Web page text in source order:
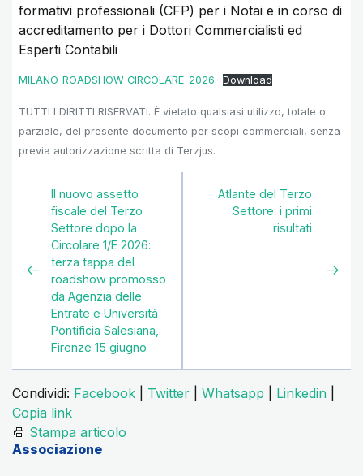
formativi professionali (CFP) per i Notai e in corso di
accreditamento per i Dottori Commercialisti ed
Esperti Contabili
MILANO_ROADSHOW CIRCOLARE_2026 Download
TUTTI I DIRITTI RISERVATI. È vietato qualsiasi utilizzo, totale o
parziale, del presente documento per scopi commerciali, senza
previa autorizzazione scritta di Terzjus.
Il nuovo assetto
fiscale del Terzo
Settore dopo la
Circolare 1/E 2026:
terza tappa del
roadshow promosso
da Agenzia delle
Entrate e Università
Pontificia Salesiana,
Firenze 15 giugno
Atlante del Terzo
Settore: i primi
risultati
Condividi: Facebook Twitter Whatsapp Linkedin
Copia link
Stampa articolo
Associazione